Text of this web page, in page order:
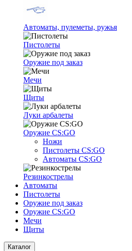
Автоматы, пулеметы, ружья
Пистолеты
Оружие под заказ
Мечи
Щиты
Луки арбалеты
Оружие CS:GO
Ножи
Пистолеты CS:GO
Автоматы CS:GO
Резинкострелы
Автоматы
Пистолеты
Оружие под заказ
Оружие CS:GO
Мечи
Щиты
Каталог